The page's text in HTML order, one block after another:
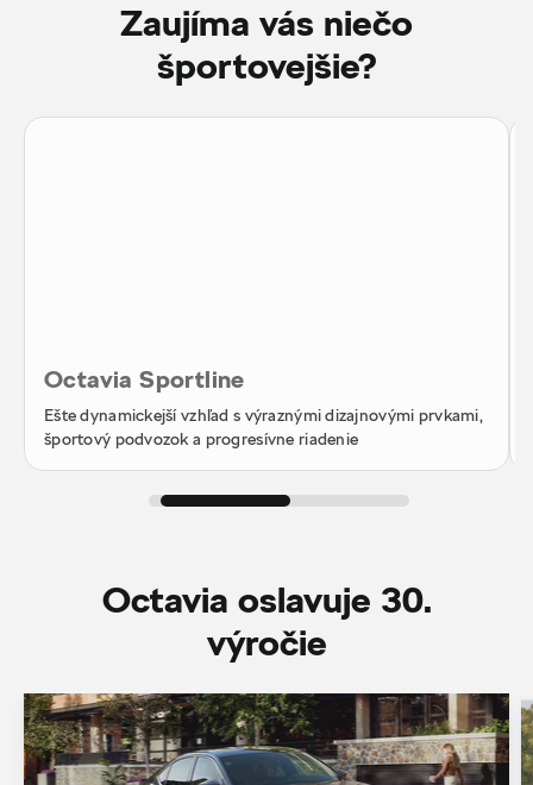
Zaujíma vás niečo
športovejšie?
Octavia Sportline
Ešte dynamickejší vzhľad s výraznými dizajnovými prvkami,
športový podvozok a progresívne riadenie
Octavia oslavuje 30.
‎výročie